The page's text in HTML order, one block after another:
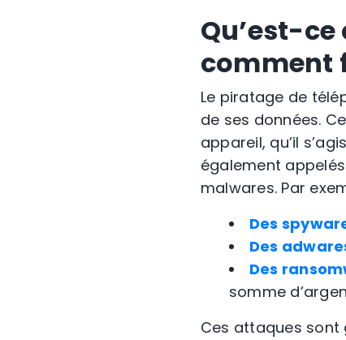
Qu’est-
comment
Le piratage de
de ses données.
appareil, qu’il
également
malwares. Par
Des
Des
Des
somme
Ces attaques sont